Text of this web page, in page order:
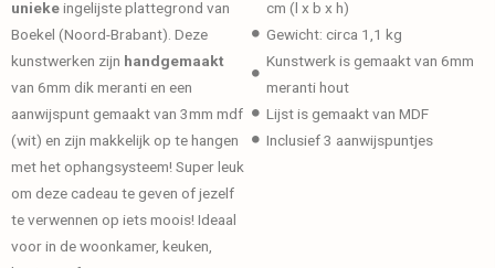
uniekeingelijste plattegrond van
Boekel (Noord-Brabant). Deze
kunstwerken zijn handgemaakt
van 6mm dik meranti en een
aanwijspunt gemaakt van 3mm mdf
(wit) en zijn makkelijk op te hangen
met het ophangsysteem! Super leuk
om deze cadeau te geven of jezelf
te verwennen op iets moois! Ideaal
voor in de woonkamer, keuken,
cm (l x b x h)
Gewicht: circa 1,1 kg
Kunstwerk is gemaakt van 6mm
meranti hout
Lijst is gemaakt van MDF
Inclusief 3 aanwijspuntjes